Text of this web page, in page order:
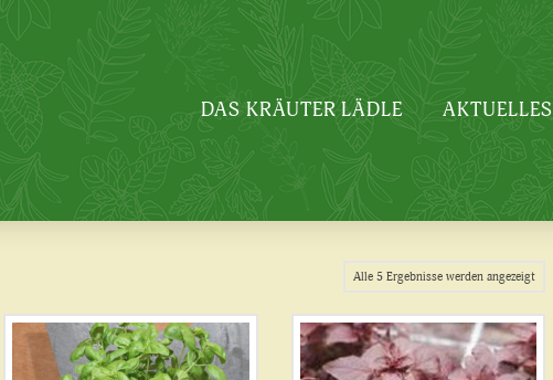
DAS KRÄUTER LÄDLE AKTUELLES
Alle 5 Ergebnisse werden angezeigt